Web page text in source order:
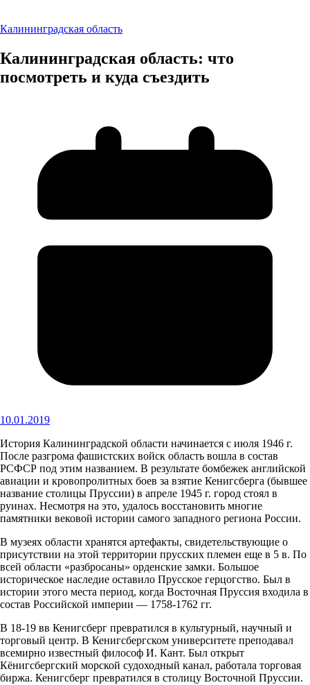
Калининградская область
Калининградская область: что
посмотреть и куда съездить
10.01.2019
История Калининградской области начинается с июля 1946 г.
После разгрома фашистских войск область вошла в состав
РСФСР под этим названием. В результате бомбежек английской
авиации и кровопролитных боев за взятие Кенигсберга (бывшее
название столицы Пруссии) в апреле 1945 г. город стоял в
руинах. Несмотря на это, удалось восстановить многие
памятники вековой истории самого западного региона России.
В музеях области хранятся артефакты, свидетельствующие о
присутствии на этой территории прусских племен еще в 5 в. По
всей области «разбросаны» орденские замки. Большое
историческое наследие оставило Прусское герцогство. Был в
истории этого места период, когда Восточная Пруссия входила в
состав Российской империи — 1758-1762 гг.
В 18-19 вв Кенигсберг превратился в культурный, научный и
торговый центр. В Кенигсбергском университете преподавал
всемирно известный философ И. Кант. Был открыт
Кёнигсбергский морской судоходный канал, работала торговая
биржа. Кенигсберг превратился в столицу Восточной Пруссии.